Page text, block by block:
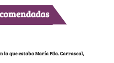
la que estaba María Fda. Carrascal,